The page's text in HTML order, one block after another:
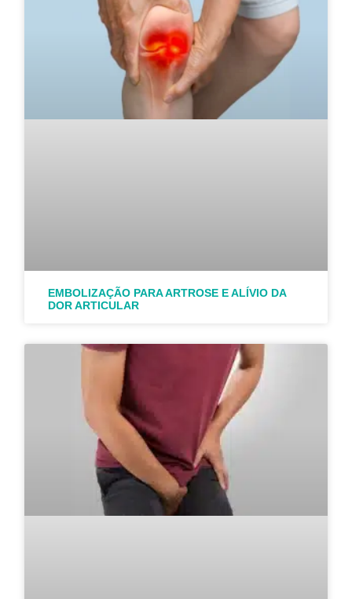
EMBOLIZAÇÃO PARA ARTROSE E ALÍVIO DA
DOR ARTICULAR